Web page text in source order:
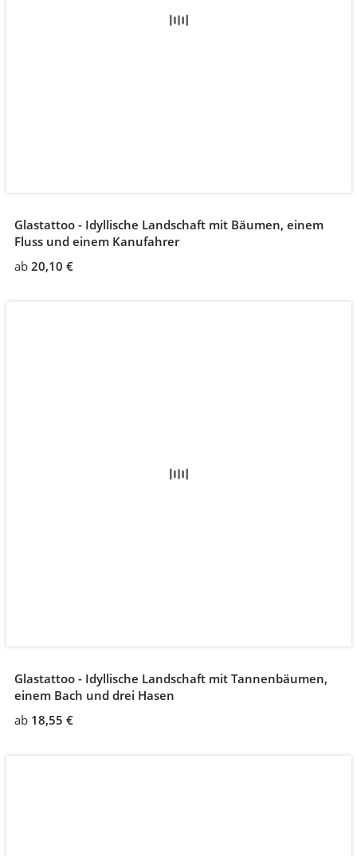
Glastattoo - Idyllische Landschaft mit Bäumen, einem
Fluss und einem Kanufahrer
ab 20,10 €
Glastattoo - Idyllische Landschaft mit Tannenbäumen,
einem Bach und drei Hasen
ab 18,55 €